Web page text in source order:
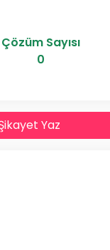
Çözüm Sayısı
0
Yaz